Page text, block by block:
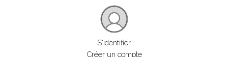
S'identifier
Créer un compte